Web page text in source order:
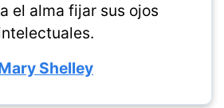
el alma fijar sus ojos
Shelley